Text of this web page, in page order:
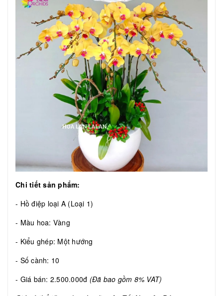
Chi tiết sản phẩm:
- Hồ điệp loại A (Loại 1)
- Màu hoa: Vàng
- Kiểu ghép: Một hướng
- Số cành: 10
- Giá bán: 2.500.000đ (Đã bao gồm 8% VAT)